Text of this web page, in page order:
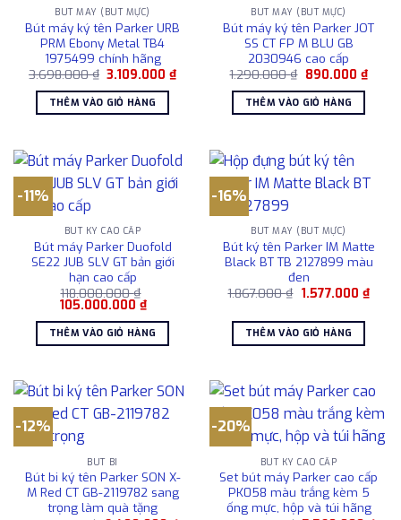
BÚT MÁY (BÚT MỰC)
Bút máy ký tên Parker URB
PRM Ebony Metal TB4
1975499 chính hãng
3.698.000₫ Giá
là:
3.698.000 ₫.
3.109.000₫Giá
hiện
3.109.000 ₫.
THÊM VÀO GIỎ HÀNG
BÚT MÁY (BÚT MỰC)
Bút máy ký tên Parker JOT
SS CT FP M BLU GB
2030946 cao cấp
1.290.000₫ Giá
là:
1.290.000 ₫.
890.000 ₫Giá
hiện
THÊM VÀO GIỎ HÀNG
-11%
BÚT KÝ CAO CẤP
Bút máy Parker Duofold
SE22 JUB SLV GT bản giới
hạn cao cấp
118.000.000₫
Giá
là:
118.000.000 ₫.
105.000.000 ₫Giá
tại
là:
105.000.000 ₫.
THÊM VÀO GIỎ HÀNG
-16%
BÚT MÁY (BÚT MỰC)
Bút ký tên Parker IM Matte
Black BT TB 2127899 màu
đen
1.867.000₫ Giá
1.867.000 ₫.
1.577.000 ₫Giá
THÊM VÀO GIỎ HÀNG
-12%
BÚT BI
Bút bi ký tên Parker SON X-
M Red CT GB-2119782 sang
trọng làm quà tặng
-20%
BÚT KÝ CAO CẤP
Set bút máy Parker cao cấp
PK058 màu trắng kèm 5
ống mực, hộp và túi hãng